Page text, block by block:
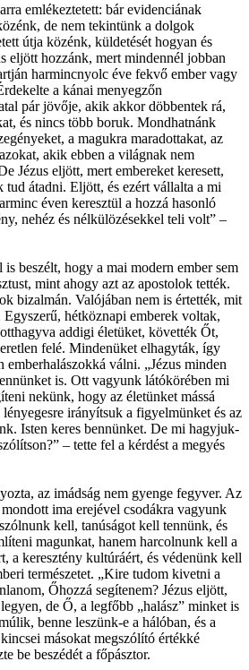
emlékeztetett: bár evidenciának
de nem tekintünk a dolgok
útja közénk, küldetését hogyan és
eljött hozzánk, mert mindennél jobban
harmincnyolc éve fekvő ember vagy
a kánai menyegzőn
pár jövője, akik akkor döbbentek rá,
és nincs több boruk. Mondhatnánk
a magukra maradottakat, az
akik ebben a világnak nem
Jézus eljött, mert embereket keresett,
átadni. Eljött, és ezért vállalta a mi
éven keresztül a hozzá hasonló
nehéz és nélkülözésekkel teli volt” –
beszélt, hogy a mai modern ember sem
mint ahogy azt az apostolok tették.
bizalmán. Valójában nem is értették, mit
Egyszerű, hétköznapi emberek voltak,
addigi életüket, követték Őt,
felé. Mindenüket elhagyták, így
emberhalászokká válni. „Jézus minden
is. Ott vagyunk látókörében mi
nekünk, hogy az életünket mássá
irányítsuk a figyelmünket és az
Isten keres bennünket. De mi hagyjuk-
– tette fel a kérdést a megyés
az imádság nem gyenge fegyver. Az
ima erejével csodákra vagyunk
kell, tanúságot kell tennünk, és
magunkat, hanem harcolnunk kell a
a keresztény kultúráért, és védenünk kell
természetet. „Kire tudom kivetni a
Őhozzá segítenem? Jézus eljött,
de Ő, a legfőbb „halász” minket is
benne leszünk-e a hálóban, és a
másokat megszólító értékké
be beszédét a főpásztor.